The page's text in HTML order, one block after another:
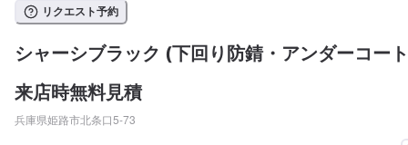
リクエスト予約
シャーシブラック (下回り防錆・アンダーコー
来店時無料見積
兵庫県姫路市北条口5-73